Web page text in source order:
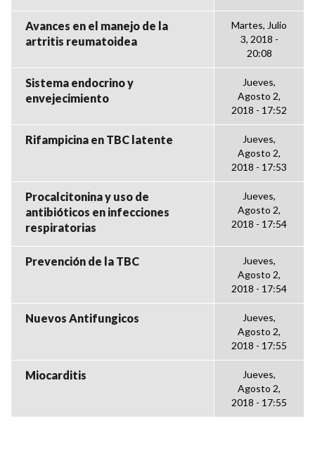
Avances en el manejo de la
artritis reumatoidea
Martes, Julio
3, 2018 -
20:08
Sistema endocrino y
envejecimiento
Jueves,
Agosto 2,
2018 - 17:52
Rifampicina en TBC latente
Jueves,
Agosto 2,
2018 - 17:53
Procalcitonina y uso de
antibióticos en infecciones
respiratorias
Jueves,
Agosto 2,
2018 - 17:54
Prevención de la TBC
Jueves,
Agosto 2,
2018 - 17:54
Nuevos Antifungicos
Jueves,
Agosto 2,
2018 - 17:55
Miocarditis
Jueves,
Agosto 2,
2018 - 17:55